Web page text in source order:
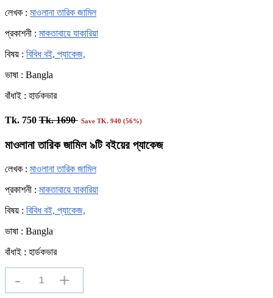
লেখক : মাওলানা তারিক জামিল
প্রকাশনী : মাকতাবায়ে যাকারিয়া
বিষয় : বিবিধ বই, প্যাকেজ,
ভাষা : Bangla
বাঁধাই : হার্ডকভার
Tk. 750 Tk. 1690 Save TK. 940 (56%)
মাওলানা তারিক জামিল ৯টি বইয়ের প্যাকেজ
লেখক : মাওলানা তারিক জামিল
প্রকাশনী : মাকতাবায়ে যাকারিয়া
বিষয় : বিবিধ বই, প্যাকেজ,
ভাষা : Bangla
বাঁধাই : হার্ডকভার
- +